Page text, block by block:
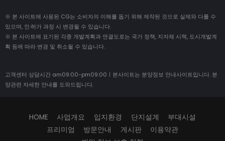
※ 본 사이트에 사용된 CG는 소비자의 이해를 돕기 위해 제작된 것으로 실제와 다를 수
있으며, 인·허가 과정 시 변경될 수 있습니다.
※ 본 사이트에 표기된 각종 개발계획과 연결도로는 국가 정책, 지자체 시책, 도시개발계
획 등에 따라 변경 및 취소될 수 있습니다.
고객센터 상담시간 am09:00-pm09:00ㅣ본사이트는 분양정보 안내사이트입니다. 분
양관련 자세한 안내를 도와드립니다.
HOME 사업개요 입지환경 단지설계
부대시설
프리미엄
방문안내 게시판
이용약관